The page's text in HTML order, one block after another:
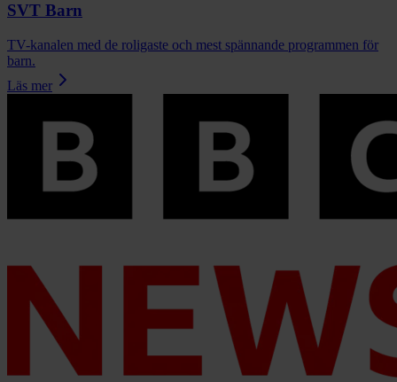
SVT Barn
TV-kanalen med de roligaste och mest spännande programmen för
barn.
Läs mer